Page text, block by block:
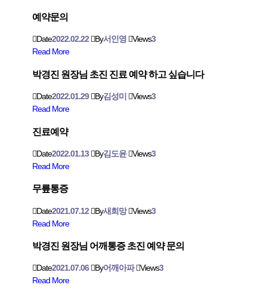
예약문의
Date2022.02.22 By서인영 Views3
Read More
박경진 원장님 초진 진료 예약 하고 싶습니다
Date2022.01.29 By김성미 Views3
Read More
진료예약
Date2022.01.13 By김도윤 Views3
Read More
무릎통증
Date2021.07.12 By새희망 Views3
Read More
박경진 원장님 어깨통증 초진 예약 문의
Date2021.07.06 By어깨아파 Views3
Read More